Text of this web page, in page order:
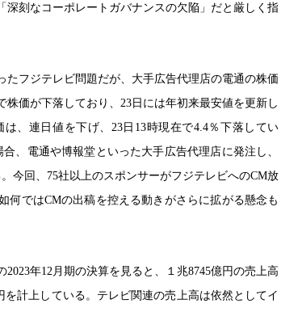
刻なコーポレートガバナンスの欠陥」だと厳しく指
フジテレビ問題だが、大手広告代理店の電通の株価
価が下落しており、23日には年初来最安値を更新し
、連日値を下げ、23日13時現在で4.4％下落してい
、電通や博報堂といった大手広告代理店に発注し、
今回、75社以上のスポンサーがフジテレビへのCM放
何ではCMの出稿を控える動きがさらに拡がる懸念も
年12月期の決算を見ると、１兆8745億円の売上高
計上している。テレビ関連の売上高は依然としてイ